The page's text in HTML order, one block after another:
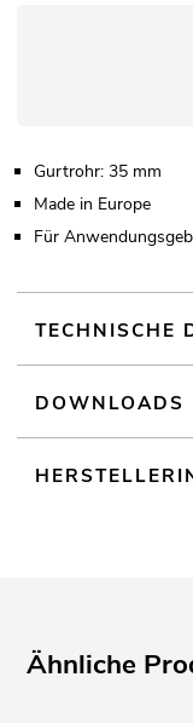
Gurtrohr: 35 mm
Made in Europe
Für
TECHNISCHE
DOWNLOADS
Ähnliche